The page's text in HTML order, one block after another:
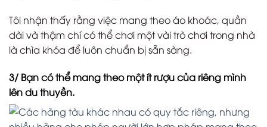
Tôi nhận thấy rằng việc mang theo áo khoác, quần
dài và thậm chí có thể chơi một vài trò chơi trong nhà
là chìa khóa để luôn chuẩn bị sẵn sàng.
3/ Bạn có thể mang theo một ít rượu của riêng mình
lên du thuyền.